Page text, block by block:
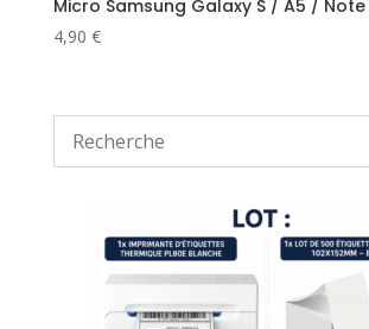
Micro Samsung Galaxy S / A5 / Note
4,90 €